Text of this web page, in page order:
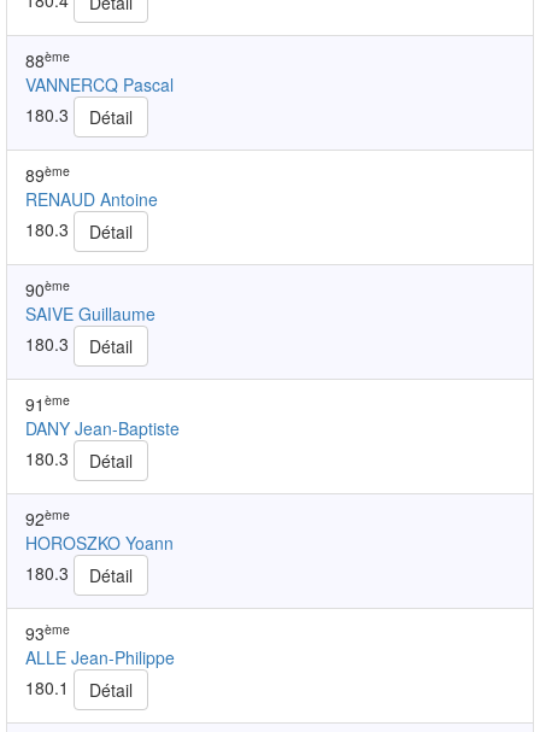
88ème
VANNERCQ Pascal
180.3
Détail
89ème
RENAUD Antoine
180.3
Détail
90ème
SAIVE Guillaume
180.3
Détail
91 ème
DANY Jean-Baptiste
180.3
Détail
92ème
HOROSZKO Yoann
180.3
Détail
93ème
ALLE Jean-Philippe
180.1
Détail